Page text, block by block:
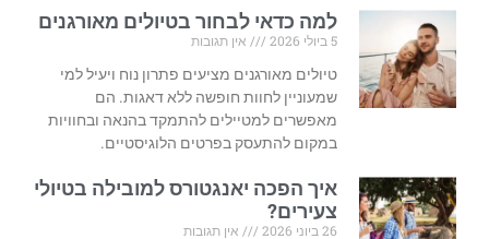
למה כדאי לבחור בטיולים מאורגנים
5 ביולי 2026
אין תגובות
טיולים מאורגנים מציעים פתרון נוח ויעיל למי
שמעוניין לחוות חופשה ללא דאגות. הם
מאפשרים למטיילים להתמקד בהנאה ובחוויות
במקום להתעסק בפרטים הלוגיסטיים.
איך הפכה יאנגטורס למובילה בטיולי
צעירים?
26 ביוני 2026
אין תגובות